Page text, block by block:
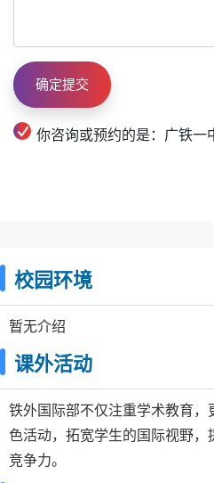
你咨询或预约的是：广铁一
校园环境
暂无介绍
课外活动
铁外国际部不仅注重学术教育
色活动，拓宽学生的国际视野
竞争力。